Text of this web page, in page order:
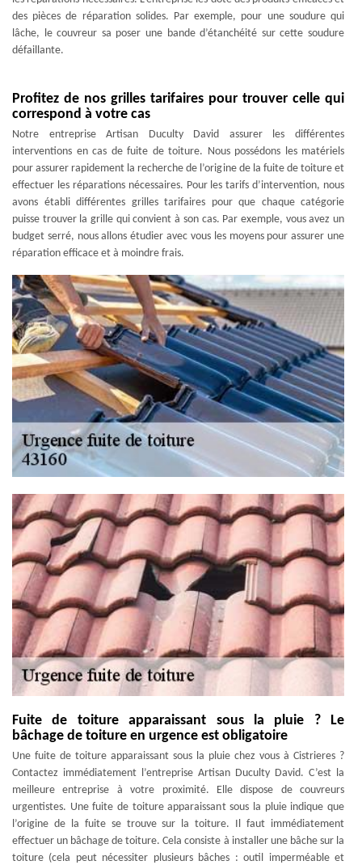
des pièces de réparation solides. Par exemple, pour une soudure qui
lâche, le couvreur sa poser une bande d’étanchéité sur cette soudure
défaillante.
Profitez de nos grilles tarifaires pour trouver celle qui
correspond à votre cas
Notre entreprise Artisan Duculty David assurer les différentes
interventions en cas de fuite de toiture. Nous possédons les matériels
pour assurer rapidement la recherche de l’origine de la fuite de toiture et
effectuer les réparations nécessaires. Pour les tarifs d’intervention, nous
avons établi différentes grilles tarifaires pour que chaque catégorie
puisse trouver la grille qui convient à son cas. Par exemple, vous avez un
budget serré, nous allons étudier avec vous les moyens pour assurer une
réparation efficace et à moindre frais.
Fuite de toiture apparaissant sous la pluie ? Le
bâchage de toiture en urgence est obligatoire
Une fuite de toiture apparaissant sous la pluie chez vous à Cistrieres ?
Contactez immédiatement l’entreprise Artisan Duculty David. C’est la
meilleure entreprise à votre proximité. Elle dispose de couvreurs
urgentistes. Une fuite de toiture apparaissant sous la pluie indique que
l’origine de la fuite se trouve sur la toiture. Il faut immédiatement
effectuer un bâchage de toiture. Cela consiste à installer une bâche sur la
toiture (cela peut nécessiter plusieurs bâches : outil imperméable et